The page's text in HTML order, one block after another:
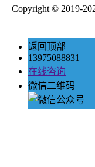
Copyright © 2019-
返回顶部
13975088831
在线咨询
微信二维码